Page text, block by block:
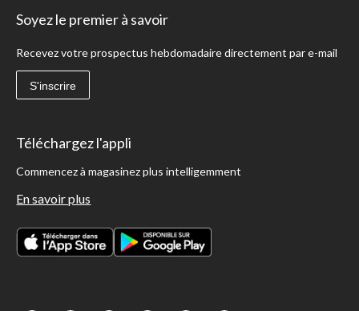
Soyez le premier à savoir
Recevez votre prospectus hebdomadaire directement par e-mail
S'inscrire
Téléchargez l'appli
Commencez à magasinez plus intelligemment
En savoir plus